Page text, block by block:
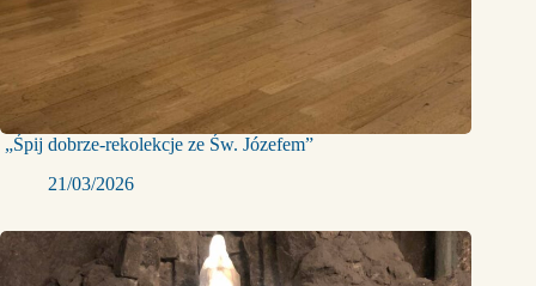
„Śpij dobrze-rekolekcje ze Św. Józefem”
21/03/2026